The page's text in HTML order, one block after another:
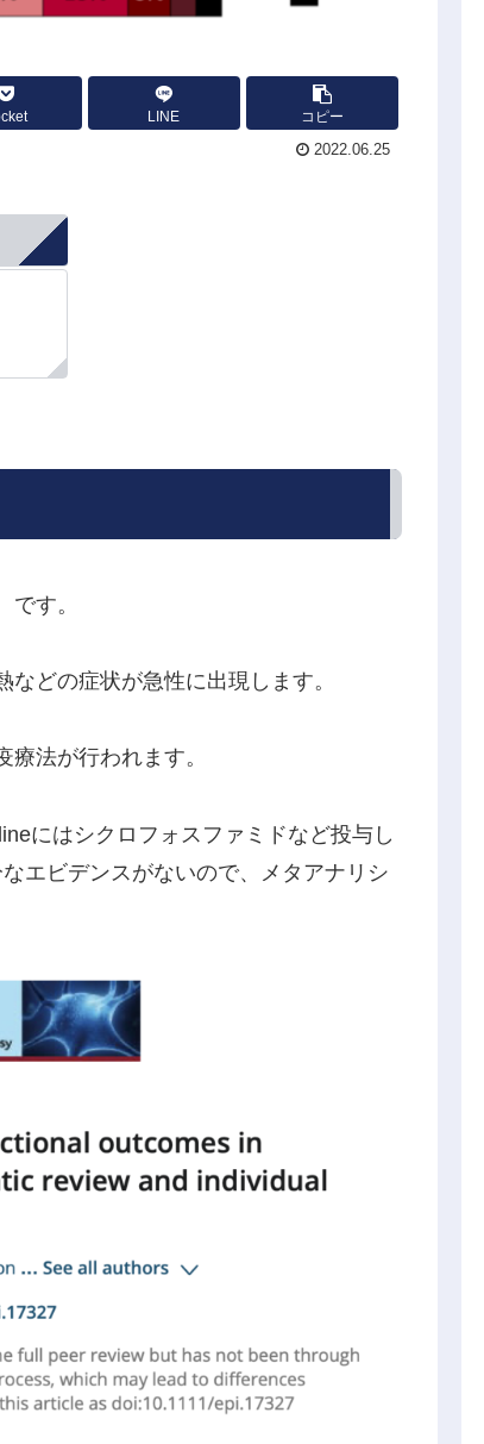
LINE コピー
2022.06.25
す。
どの症状が急性に出現します。
法が行われます。
にはシクロフォスファミドなど投与し
エビデンスがないので、メタアナリシ